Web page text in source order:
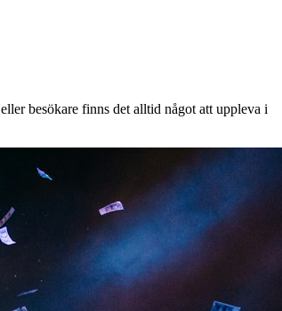
besökare finns det alltid något att uppleva i